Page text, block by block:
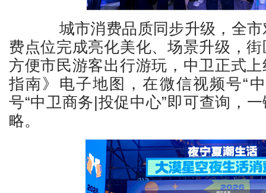
城市消费品质同步升级，全市
费点位完成亮化美化、场景升级，
方便市民游客出行游玩，中卫正式
指南》电子地图，在微信视频号“
号“中卫商务|投促中心”即可查询，
略。